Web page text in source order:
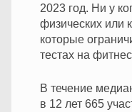
2023 год. Ни у
физических или
которые
тестах на
В течение
в 12 лет 665